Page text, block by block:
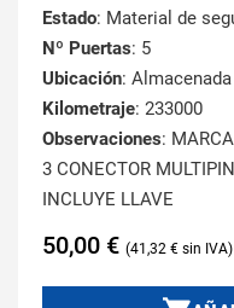
Estado: Material de
Nº Puertas: 5
Ubicación: Almacenada
Kilometraje: 233000
Observaciones:
3 CONECTOR MULTIPIN
INCLUYE LLAVE
50,00 € 41,32 €